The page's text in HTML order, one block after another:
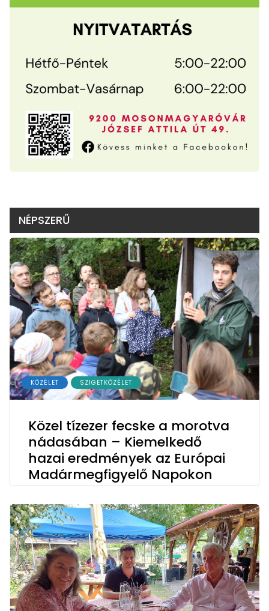
NÉPSZERŰ
KÖZÉLET SZIGETKÖZÉLET
Közel tízezer fecske a morotva
nádasában – Kiemelkedő
hazai eredmények az Európai
Madármegfigyelő Napokon